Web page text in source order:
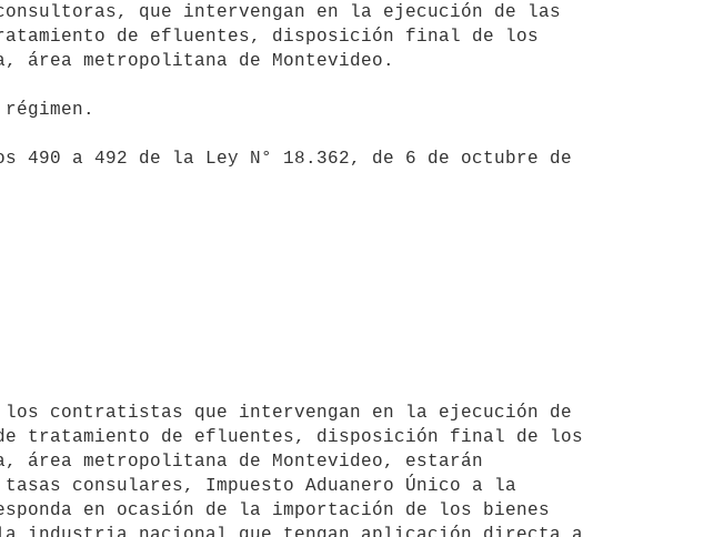
que intervengan en la ejecución de las
de efluentes, disposición final de los
área metropolitana de Montevideo.
tratamiento de efluentes, disposición final de los
área metropolitana de Montevideo, estarán
consulares, Impuesto Aduanero Único a la
en ocasión de la importación de los bienes